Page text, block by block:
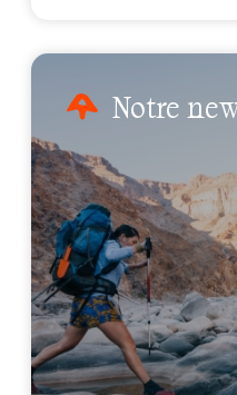
Notre